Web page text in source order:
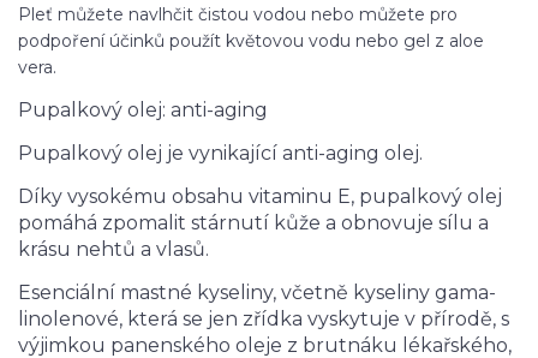
Pleť můžete navlhčit čistou vodou nebo můžete pro
podpoření účinků použít květovou vodu nebo gel z aloe
vera.
Pupalkový olej: anti-aging
Pupalkový olej je vynikající anti-aging olej.
Díky vysokému obsahu vitaminu E, pupalkový olej
pomáhá zpomalit stárnutí kůže a obnovuje sílu a
krásu nehtů a vlasů.
Esenciální mastné kyseliny, včetně kyseliny gama-
linolenové, která se jen zřídka vyskytuje v přírodě, s
výjimkou panenského oleje z brutnáku lékařského,